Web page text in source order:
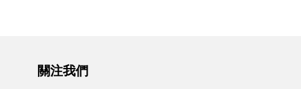
關注我們